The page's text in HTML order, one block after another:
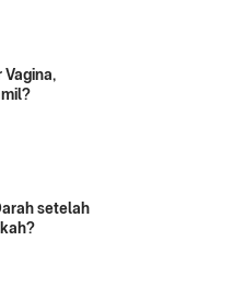
Vagina,
setelah